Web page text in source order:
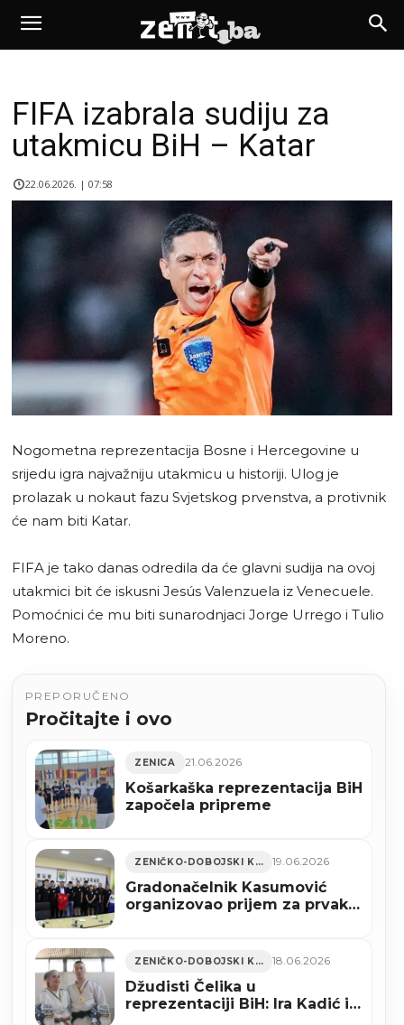
FIFA izabrala sudiju za
utakmicu BiH – Katar
22.06.2026. | 07:58
Nogometna reprezentacija Bosne i Hercegovine u
srijedu igra najvažniju utakmicu u historiji. Ulog je
prolazak u nokaut fazu Svjetskog prvenstva, a protivnik
će nam biti Katar.
FIFA je tako danas odredila da će glavni sudija na ovoj
utakmici bit će iskusni Jesús Valenzuela iz Venecuele.
Pomoćnici će mu biti sunarodnjaci Jorge Urrego i Tulio
Moreno.
PREPORUČENO
Pročitajte i ovo
ZENICA 21.06.2026
Košarkaška reprezentacija BiH
započela pripreme
ZENIČKO-DOBOJSKI KANTON 19.06.2026
Gradonačelnik Kasumović
organizovao prijem za prvake
ZENIČKO-DOBOJSKI KANTON 18.06.2026
Džudisti Čelika u
reprezentaciji BiH: Ira Kadić i